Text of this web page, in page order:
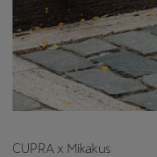
CUPRA x Mikakus